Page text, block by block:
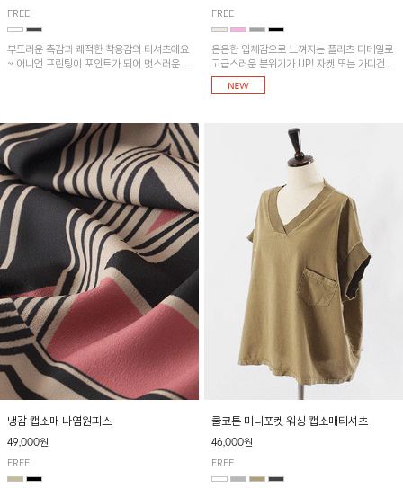
FREE
부드러운 촉감과 쾌적한 착용감의 티셔츠에요
~ 어니언 프린팅이 포인트가 되어 멋스러운 아
FREE
은은한 입체감으로 느껴지는 플리츠 디테일로
고급스러운 분위기가 UP! 자켓 또는 가디건과
같이 매치해도 잘 어울린답니다!
냉감 캡소매 나염원피스
49,000원
FREE
쿨코튼 미니포켓 워싱 캡소매티셔츠
46,000원
FREE